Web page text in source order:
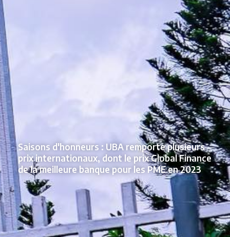
Saisons d'honneurs : UBA remporte plusieurs
prix internationaux, dont le prix Global Finance
de la meilleure banque pour les PME en 2023